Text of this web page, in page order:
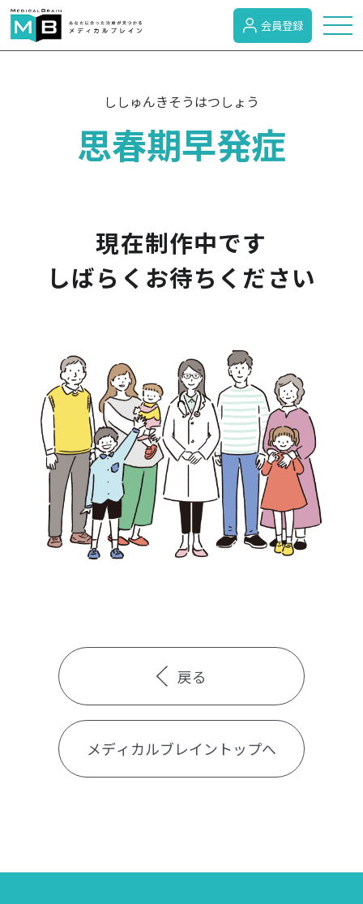
症状検索
病気のカテゴリー
検診・検査
出産・子ども
病院の機能と役割
会員登録
ししゅんきそうはつしょう
思春期早発症
現在制作中です
しばらくお待ちください
戻る
メディカルブレイントップへ